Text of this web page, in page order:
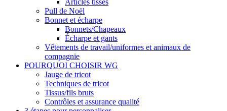
Articles tissés
Pull de Noël
Bonnet et écharpe
Bonnets/Chapeaux
Écharpe et gants
Vêtements de travail/uniformes et animaux de
compagnie
POURQUOI CHOISIR WG
Jauge de tricot
Techniques de tricot
Tissus/fils bruts
Contrôles et assurance qualité